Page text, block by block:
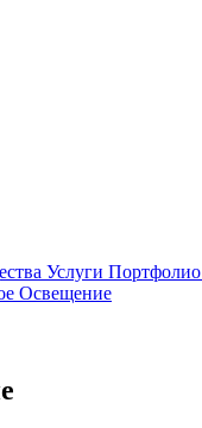
Услуги Портфолио
Освещение